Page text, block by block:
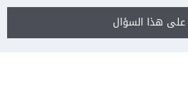
هذا السؤال